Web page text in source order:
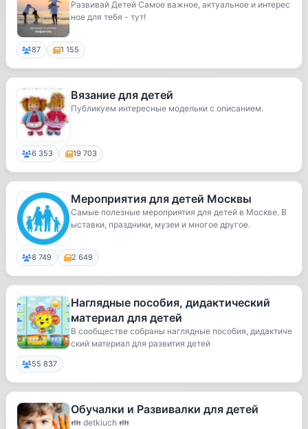
Развивай Детей Самое важное, актуальное и интерес
ное для тебя - тут!
87 1 155
Вязание для детей
Публикуем интересные модельки с описанием.
6 353 19 703
Мероприятия для детей Москвы
Самые полезные мероприятия для детей в Москве. В
ыставки, праздники, музеи и многое другое.
8 749 2 649
Наглядные пособия, дидактический
материал для детей
В сообществе собраны наглядные пособия, дидактиче
ский материал для развития детей
55 837
Обучалки и Развивалки для детей
👪 detkiuch 👪